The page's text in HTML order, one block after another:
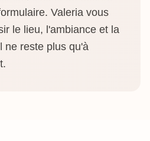
Valeria vous
le lieu, l'ambiance et la
ne reste plus qu'à